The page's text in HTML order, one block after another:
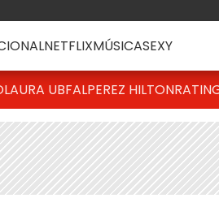
NETFLIXMÚSICASEXY
LAURA UBFALPEREZ HILTON